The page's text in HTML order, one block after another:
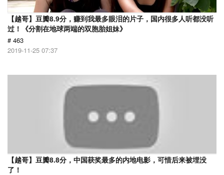
【越哥】豆瓣8.9分，赚到我最多眼泪的片子，国内很多人听都没听
过！《分割在地球两端的双胞胎姐妹》
# 463
2019-11-25 07:37
【越哥】豆瓣8.8分，中国获奖最多的内地电影，可惜后来被埋没
了！